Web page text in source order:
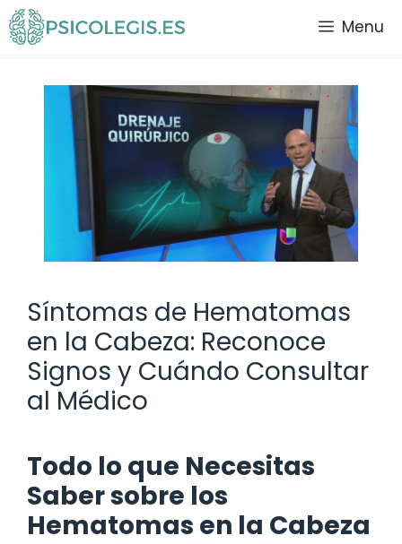
Saltar
al
Menu
Síntomas de Hematomas
en la Cabeza: Reconoce
Signos y Cuándo Consultar
al Médico
Todo lo que Necesitas
Saber sobre los
Hematomas en la Cabeza